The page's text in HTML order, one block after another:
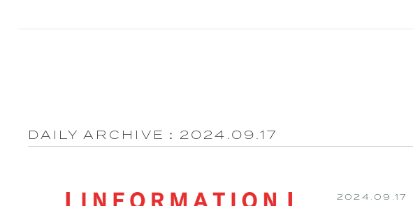
DAILY ARCHIVE： 2024.09.17
2024.09.17